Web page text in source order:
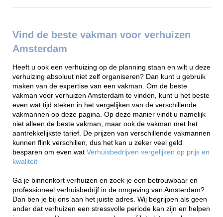
Vind de beste vakman voor verhuizen
Amsterdam
Heeft u ook een verhuizing op de planning staan en wilt u deze
verhuizing absoluut niet zelf organiseren? Dan kunt u gebruik
maken van de expertise van een vakman. Om de beste
vakman voor verhuizen Amsterdam te vinden, kunt u het beste
even wat tijd steken in het vergelijken van de verschillende
vakmannen op deze pagina. Op deze manier vindt u namelijk
niet alleen de beste vakman, maar ook de vakman met het
aantrekkelijkste tarief. De prijzen van verschillende vakmannen
kunnen flink verschillen, dus het kan u zeker veel geld
besparen om even wat Verhuisbedrijven vergelijken op prijs en
kwaliteit
Ga je binnenkort verhuizen en zoek je een betrouwbaar en
professioneel verhuisbedrijf in de omgeving van Amsterdam?
Dan ben je bij ons aan het juiste adres. Wij begrijpen als geen
ander dat verhuizen een stressvolle periode kan zijn en helpen